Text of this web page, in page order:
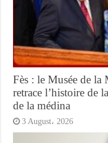
Fès : le Musée de
retrace l’histoire de
de la médina
3 August، 2026